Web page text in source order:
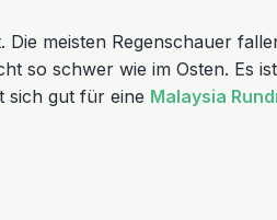
meisten Regenschauer
so schwer wie im Osten. Es
sich gut für eine Malaysia